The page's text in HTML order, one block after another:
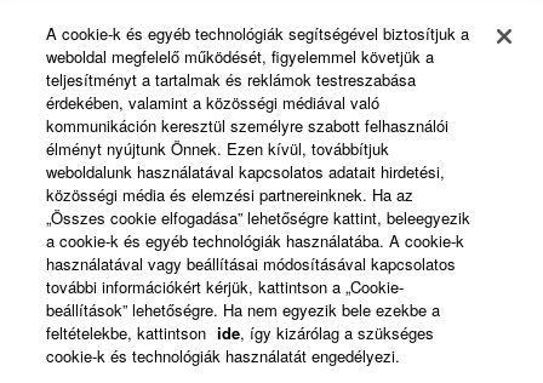
About Yamaha
Magyarország - English
Business
A cookie-k és egyéb technológiák segítségével biztosítjuk a
weboldal megfelelő működését, figyelemmel követjük a
teljesítményt a tartalmak és reklámok testreszabása
érdekében, valamint a közösségi médiával való
kommunikáción keresztül személyre szabott felhasználói
élményt nyújtunk Önnek. Ezen kívül, továbbítjuk
weboldalunk használatával kapcsolatos adatait hirdetési,
közösségi média és elemzési partnereinknek. Ha az
„Összes cookie elfogadása” lehetőségre kattint, beleegyezik
a cookie-k és egyéb technológiák használatába. A cookie-k
használatával vagy beállításai módosításával kapcsolatos
további információkért kérjük, kattintson a „Cookie-
beállítások” lehetőségre. Ha nem egyezik bele ezekbe a
feltételekbe, kattintson ide, így kizárólag a szükséges
cookie-k és technológiák használatát engedélyezi.